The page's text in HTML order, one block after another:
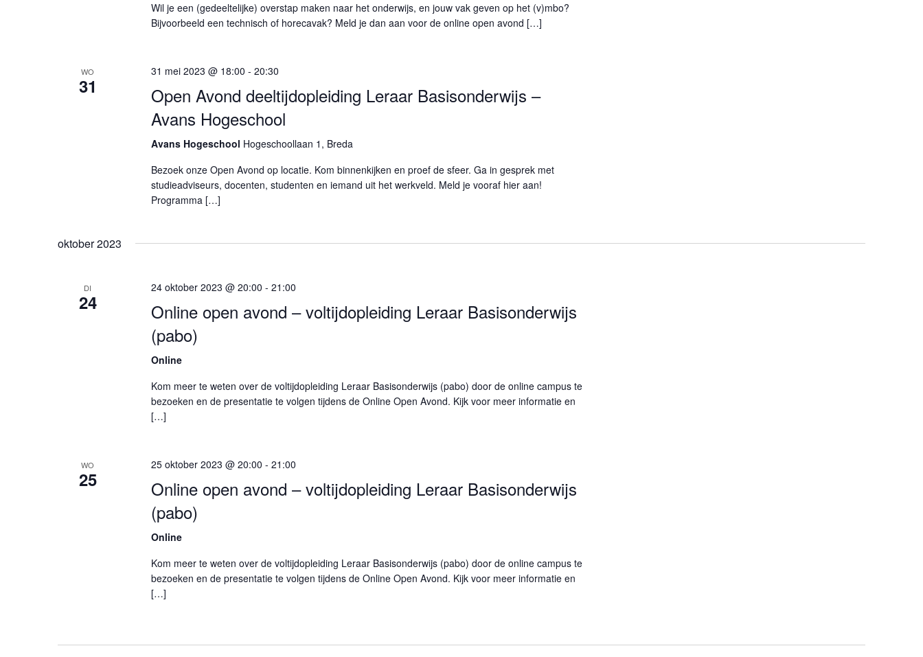
Wil je een (gedeeltelijke) overstap maken naar het onderwijs, en jouw vak geven op het (v)mbo?
Bijvoorbeeld een technisch of horecavak? Meld je dan aan voor de online open avond […]
WO
31
31 mei 2023 @ 18:00 - 20:30
Open Avond deeltijdopleiding Leraar Basisonderwijs –
Avans Hogeschool
Avans Hogeschool Hogeschoollaan 1, Breda
Bezoek onze Open Avond op locatie. Kom binnenkijken en proef de sfeer. Ga in gesprek met
studieadviseurs, docenten, studenten en iemand uit het werkveld. Meld je vooraf hier aan!
Programma […]
oktober 2023
DI
24
24 oktober 2023 @ 20:00 - 21:00
Online open avond – voltijdopleiding Leraar Basisonderwijs
(pabo)
Online
Kom meer te weten over de voltijdopleiding Leraar Basisonderwijs (pabo) door de online campus te
bezoeken en de presentatie te volgen tijdens de Online Open Avond. Kijk voor meer informatie en
[…]
WO
25
25 oktober 2023 @ 20:00 - 21:00
Online open avond – voltijdopleiding Leraar Basisonderwijs
(pabo)
Online
Kom meer te weten over de voltijdopleiding Leraar Basisonderwijs (pabo) door de online campus te
bezoeken en de presentatie te volgen tijdens de Online Open Avond. Kijk voor meer informatie en
[…]